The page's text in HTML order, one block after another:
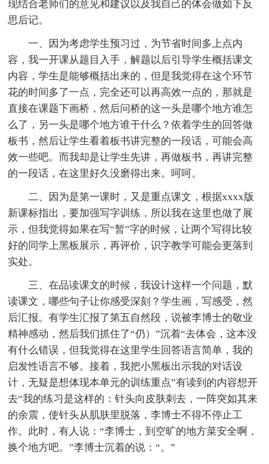
现结合老师们的意见和建议以及我自己的体会做如下反
思后记。
一、因为考虑学生预习过，为节省时间多上点内
容，我一开课从题目入手，解题以后引导学生概括课文
内容，学生是能够概括出来的，但是我觉得在这个环节
花的时间多了一点，完全还可以再高效一点的，那就是
直接在课题下画桥，然后问桥的这一头是哪个地方谁怎
么了，另一头是哪个地方谁干什么？依着学生的回答做
板书，然后让学生看着板书讲完整的一段话，可能会高
效一些吧。而我却是让学生先讲，再做板书，再讲完整
的一段话，在这里好久没磨得出来。呵呵。
二、因为是第一课时，又是重点课文，根据xxxx版
新课标指出，要加强写字训练，所以我在这里也做了展
示，但我觉得如果在写“暂”字的时候，让两个写得比较
好的同学上黑板展示，再评价，识字教学可能会更落到
实处。
三、在品读课文的时候，我设计这样一个问题，默
读课文，哪些句子让你感受深刻？学生画，写感受，然
后汇报。有学生汇报了第五自然段，说被李博士的敬业
精神感动，然后我们抓住了“仍）”沉着“去体会，这本没
有什么错误，但我觉得在这里学生回答语言简单，我的
启发性语言不够。接着，我把小黑板出示我的对话设
计，无疑是想体现本单元的训练重点”有读到的内容想开
去“我的练习是这样的：针头向皮肤刺去，一阵突如其来
的余震，使针头从肌肤里脱落，李博士不得不停止工
作。此时，有人说：“李博士，到空旷的地方菜安全啊，
换个地方吧。”李博士沉着的说：“。”